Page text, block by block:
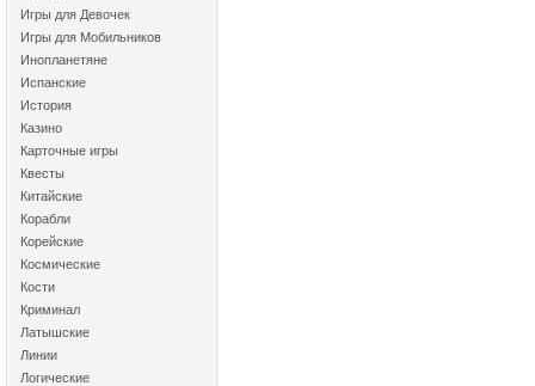
Игры для Девочек
Игры для Мобильников
Инопланетяне
Испанские
История
Казино
Карточные игры
Квесты
Китайские
Корабли
Корейские
Космические
Кости
Криминал
Латышские
Линии
Логические